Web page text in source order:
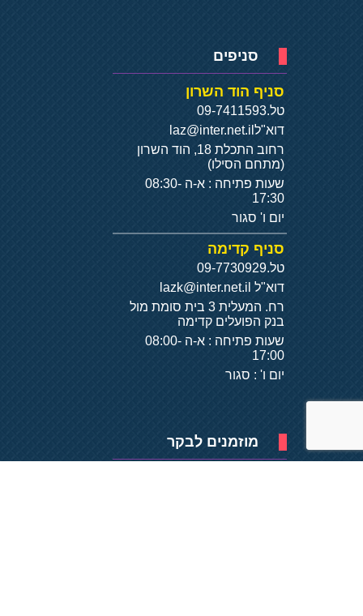
סניפים
סניף הוד השרון
טל.09-7411593
דוא"ל laz@inter.net.il
רחוב התכלת 18, הוד השרון
(מתחם הסילו)
שעות פתיחה : א-ה 08:30-
17:30
יום ו' סגור
סניף קדימה
טל.09-7730929
דוא"ל
רח. המעלית 3 בית סומת מול
בנק הפועלים קדימה
שעות פתיחה : א-ה 08:00-
17:00
יום ו' : סגור
מוזמנים לבקר